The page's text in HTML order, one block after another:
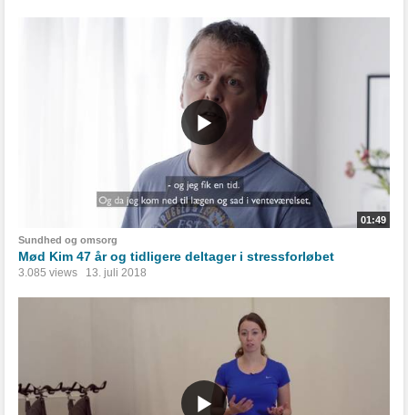
01:49
Sundhed og omsorg
Mød Kim 47 år og tidligere deltager i stressforløbet
3.085 views 13. juli 2018